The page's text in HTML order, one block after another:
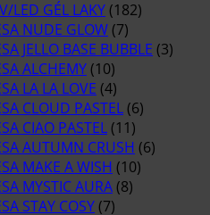
LED GÉL LAKY (182)
NUDE GLOW (7)
JELLO BASE BUBBLE (3)
ALCHEMY (10)
LA LA LOVE (4)
CLOUD PASTEL (6)
CIAO PASTEL (11)
AUTUMN CRUSH (6)
MAKE A WISH (10)
MYSTIC AURA (8)
STAY COSY (7)